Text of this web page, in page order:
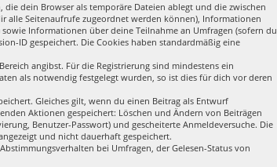
dein Browser als temporäre Dateien ablegt und die zwischen
alle Seitenaufrufe zugeordnet werden können), Informationen
Informationen über deine Teilnahme an Umfragen (sofern du
ID gespeichert. Die Cookies haben standardmäßig eine
angibst. Für die Registrierung sind mindestens ein
als notwendig festgelegt wurden, so ist dies für dich vor deren
Gleiches gilt, wenn du einen Beitrag als Entwurf
Aktionen gespeichert: Löschen und Ändern von Beiträgen
Benutzer-Passwort) und gescheiterte Anmeldeversuche. Die
und nicht dauerhaft gespeichert.
bei Umfragen, der Gelesen-Status von